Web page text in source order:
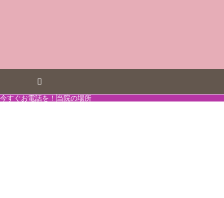
今すぐお電話を！ 当院の場所